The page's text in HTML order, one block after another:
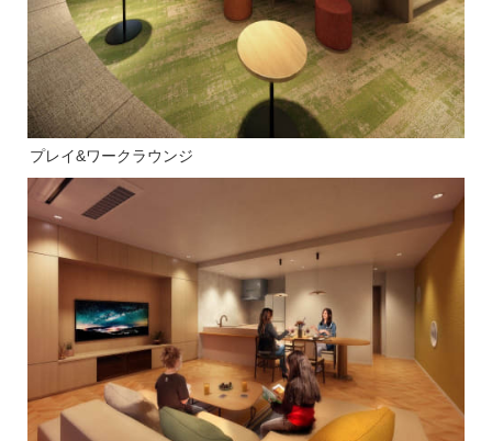
プレイ&ワークラウンジ